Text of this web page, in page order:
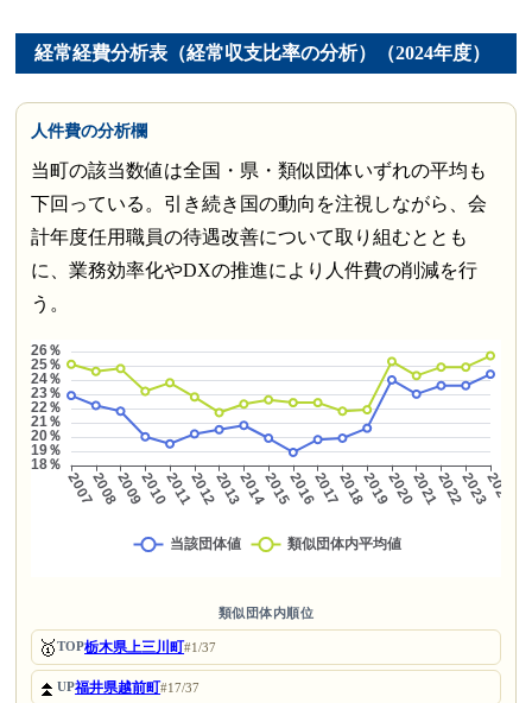
経常経費分析表（経常収支比率の分析）（2024年度）
人件費の分析欄
当町の該当数値は全国・県・類似団体いずれの平均も
下回っている。引き続き国の動向を注視しながら、会
計年度任用職員の待遇改善について取り組むととも
に、業務効率化やDXの推進により人件費の削減を行
う。
類似団体内順位
🥇TOP栃木県上三川町#1/37
⏫UP福井県越前町#17/37